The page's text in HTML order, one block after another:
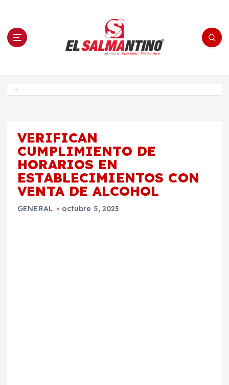
n El Salmantino - medios/noticias/editorial
VERIFICAN
CUMPLIMIENTO DE
HORARIOS EN
ESTABLECIMIENTOS CON
VENTA DE ALCOHOL
GENERAL octubre 5, 2023